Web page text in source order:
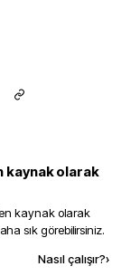
kaynak olarak
kaynak olarak
sık görebilirsiniz.
Nasıl çalışır?›